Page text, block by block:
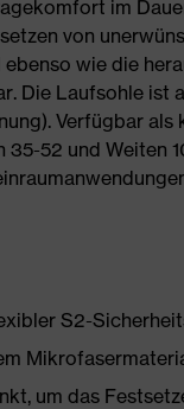
im
von
wie die
Die Laufsohle ist
Verfügbar
52 und Weiten
S2-
um das